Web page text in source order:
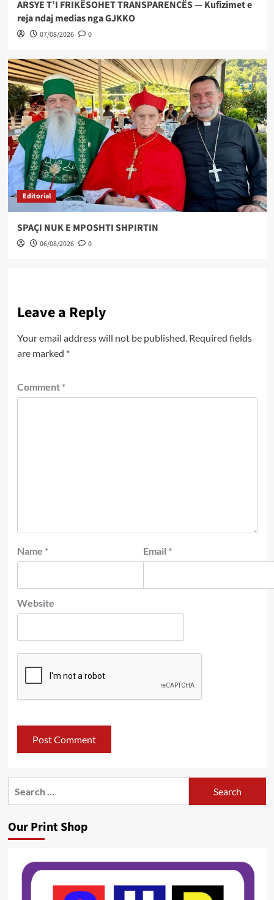
ARSYE T’I FRIKËSOHET TRANSPARENCËS — Kufizimet e
reja ndaj medias nga GJKKO
07/08/2026 0
Editorial
SPAÇI NUK E MPOSHTI SHPIRTIN
06/08/2026 0
Leave a Reply
Your email address will not be published. Required fields
are marked *
Comment *
Name * Email *
Website
Our Print Shop